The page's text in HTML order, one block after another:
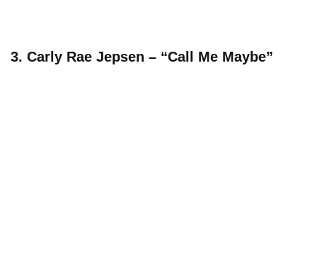
3. Carly Rae Jepsen – “Call Me Maybe”